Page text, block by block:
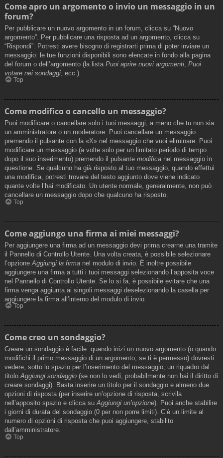
Come apro un argomento o invio un messaggio in un
forum?
Per pubblicare un nuovo argomento in un forum, clicca su “Nuovo
argomento”. Per pubblicare una risposta ad un argomento, clicca su
“Rispondi”. Potresti avere bisogno di registrarti prima di poter inviare un
messaggio: le tue funzioni disponibili sono elencate in fondo alla pagina
del forum o dell’argomento (la lista Puoi aprire nuovi argomenti Puoi
votare nei sondaggi , ecc.).
Top
Come modifico o cancello un messaggio?
Puoi modificare o cancellare solo i tuoi messaggi, a meno che tu non sia
un amministratore o un moderatore. Puoi cancellare un messaggio
premendo il pulsante con la «X» nel messaggio che vuoi eliminare. Puoi
modificare un messaggio (a volte solo per un limitato periodo di tempo
dopo il suo inserimento) premendo il pulsante modifica nel messaggio in
questione. Se qualcuno ha già risposto al tuo messaggio, quando effettui
una modifica, potresti trovare del testo aggiunto dove viene indicato
quante volte l’hai modificato. Un utente normale, generalmente, non può
cancellare un messaggio dopo che qualcuno ha risposto.
Top
Come aggiungo una firma ai miei messaggi?
Per aggiungere una firma ad un messaggio devi prima crearne una tramite
il Pannello di Controllo Utente. Una volta creata, è possibile selezionare
l’opzione Aggiungi la firma nel modulo di invio. È inoltre possibile
aggiungere una firma a tutti i tuoi messaggi selezionando l’apposita voce
nel Pannello di Controllo Utente. Se lo si fa, è possibile evitare che una
firma venga aggiunta ai singoli messaggi deselezionando la casella per
aggiungere la firma all’interno del modulo di invio.
Top
Come creo un sondaggio?
Creare un sondaggio è facile: quando inizi un nuovo argomento (o quando
modifichi il primo messaggio di un argomento, se ti è permesso) dovresti
vedere, sotto lo spazio per l’inserimento del messaggio, un riquadro dal
titoloAggiungi sondaggio (se non lo vedi, probabilmente non hai il diritto di
creare sondaggi). Basta inserire un titolo per il sondaggio e almeno due
opzioni di risposta (per inserire un’opzione di risposta, scrivila
nell’apposito spazio e clicca suAggiungi un’opzione). Puoi anche stabilire
i giorni di durata del sondaggio (0 per non porre limiti). C’è un limite al
numero di opzioni di risposta che puoi aggiungere, stabilito
dall’amministratore.
Top